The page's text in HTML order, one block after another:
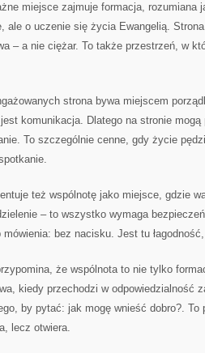
miejsce zajmuje formacja, rozumiana
ale o uczenie się życia Ewangelią.
– a nie ciężar. To także przestrzeń, w
strona bywa miejscem
komunikacja. Dlatego na stronie
To szczególnie cenne, gdy życie
też wspólnotę jako miejsce, gdzie
– to wszystko wymaga
mówienia: bez nacisku. Jest tu
że wspólnota to nie tylko
kiedy przechodzi w odpowiedzialność
by pytać: jak mogę wnieść dobro?. To
lecz otwiera.